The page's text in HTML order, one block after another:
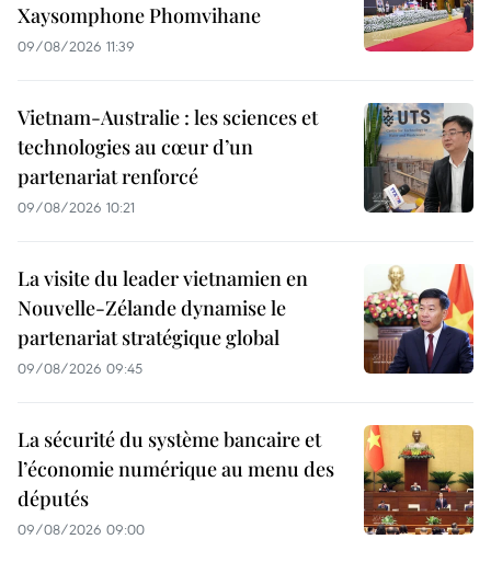
Xaysomphone Phomvihane
09/08/2026 11:39
Vietnam-Australie : les sciences et
technologies au cœur d’un
partenariat renforcé
09/08/2026 10:21
La visite du leader vietnamien en
Nouvelle-Zélande dynamise le
partenariat stratégique global
09/08/2026 09:45
La sécurité du système bancaire et
l’économie numérique au menu des
députés
09/08/2026 09:00